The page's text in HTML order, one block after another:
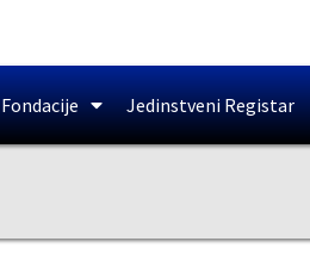
Fondacije Jedinstveni Registar